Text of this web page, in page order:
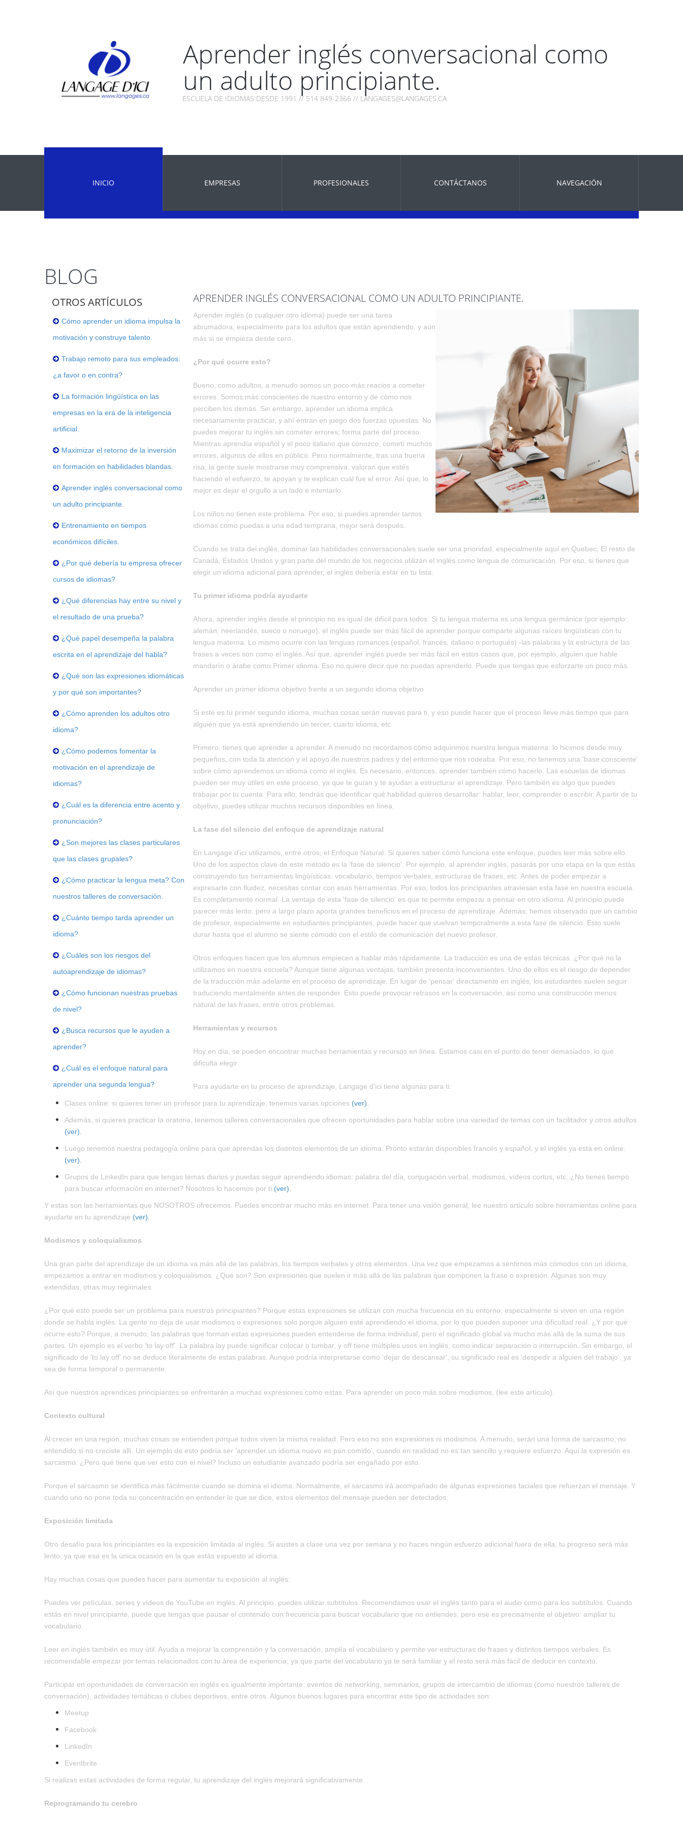
Aprender inglés conversacional como
un adulto principiante.
ESCUELA DE IDIOMAS DESDE 1991 // 514 849-2366 // LANGAGES@LANGAGES.CA
INICIO EMPRESAS PROFESIONALES CONTÁCTANOS NAVEGACIÓN
BLOG
OTROS ARTÍCULOS
Cómo aprender un idioma impulsa la
motivación y construye talento.
Trabajo remoto para sus empleados:
¿a favor o en contra?
La formación lingüística en las
empresas en la era de la inteligencia
artificial.
Maximizar el retorno de la inversión
en formación en habilidades blandas.
Aprender inglés conversacional como
un adulto principiante.
Entrenamiento en tiempos
económicos difíciles.
¿Por qué debería tu empresa ofrecer
cursos de idiomas?
¿Qué diferencias hay entre su nivel y
el resultado de una prueba?
¿Qué papel desempeña la palabra
escrita en el aprendizaje del habla?
¿Qué son las expresiones idiomáticas
y por qué son importantes?
¿Cómo aprenden los adultos otro
idioma?
¿Cómo podemos fomentar la
motivación en el aprendizaje de
idiomas?
¿Cuál es la diferencia entre acento y
pronunciación?
¿Son mejores las clases particulares
que las clases grupales?
¿Cómo practicar la lengua meta? Con
nuestros talleres de conversación.
¿Cuánto tiempo tarda aprender un
idioma?
¿Cuáles son los riesgos del
autoaprendizaje de idiomas?
¿Cómo funcionan nuestras pruebas
de nivel?
¿Busca recursos que le ayuden a
aprender?
¿Cuál es el enfoque natural para
aprender una segunda lengua?
APRENDER INGLÉS CONVERSACIONAL COMO UN ADULTO PRINCIPIANTE.
Aprender inglés (o cualquier otro idioma) puede ser una tarea
abrumadora, especialmente para los adultos que están aprendiendo, y aún
más si se empieza desde cero.
¿Por qué ocurre esto?
Bueno, como adultos, a menudo somos un poco más reacios a cometer
errores. Somos más conscientes de nuestro entorno y de cómo nos
perciben los demás. Sin embargo, aprender un idioma implica
necesariamente practicar, y ahí entran en juego dos fuerzas opuestas. No
puedes mejorar tu inglés sin cometer errores; forma parte del proceso.
Mientras aprendía español y el poco italiano que conozco, cometí muchos
errores, algunos de ellos en público. Pero normalmente, tras una buena
risa, la gente suele mostrarse muy comprensiva: valoran que estés
haciendo el esfuerzo, te apoyan y te explican cuál fue el error. Así que, lo
mejor es dejar el orgullo a un lado e intentarlo.
Los niños no tienen este problema. Por eso, si puedes aprender tantos
idiomas como puedas a una edad temprana, mejor será después.
Cuando se trata del inglés, dominar las habilidades conversacionales suele ser una prioridad, especialmente aquí en Quebec. El resto de
Canadá, Estados Unidos y gran parte del mundo de los negocios utilizan el inglés como lengua de comunicación. Por eso, si tienes que
elegir un idioma adicional para aprender, el inglés debería estar en tu lista.
Tu primer idioma podría ayudarte
Ahora, aprender inglés desde el principio no es igual de difícil para todos. Si tu lengua materna es una lengua germánica (por ejemplo:
alemán, neerlandés, sueco o noruego), el inglés puede ser más fácil de aprender porque comparte algunas raíces lingüísticas con tu
lengua materna. Lo mismo ocurre con las lenguas romances (español, francés, italiano o portugués) -las palabras y la estructura de las
frases a veces son como el inglés. Así que, aprender inglés puede ser más fácil en estos casos que, por ejemplo, alguien que hable
mandarín o árabe como Primer idioma. Eso no quiere decir que no puedas aprenderlo. Puede que tengas que esforzarte un poco más.
Aprender un primer idioma objetivo frente a un segundo idioma objetivo
Si este es tu primer segundo idioma, muchas cosas serán nuevas para ti, y eso puede hacer que el proceso lleve más tiempo que para
alguien que ya está aprendiendo un tercer, cuarto idioma, etc.
Primero, tienes que aprender a aprender. A menudo no recordamos cómo adquirimos nuestra lengua materna: lo hicimos desde muy
pequeños, con toda la atención y el apoyo de nuestros padres y del entorno que nos rodeaba. Por eso, no tenemos una 'base consciente'
sobre cómo aprendemos un idioma como el inglés. Es necesario, entonces, aprender también cómo hacerlo. Las escuelas de idiomas
pueden ser muy útiles en este proceso, ya que te guían y te ayudan a estructurar el aprendizaje. Pero también es algo que puedes
trabajar por tu cuenta. Para ello, tendrás que identificar qué habilidad quieres desarrollar: hablar, leer, comprender o escribir. A partir de tu
objetivo, puedes utilizar muchos recursos disponibles en línea.
La fase del silencio del enfoque de aprendizaje natural
En Langage d'ici utilizamos, entre otros, el Enfoque Natural. Si quieres saber cómo funciona este enfoque, puedes leer más sobre ello.
Uno de los aspectos clave de este método es la 'fase de silencio'. Por ejemplo, al aprender inglés, pasarás por una etapa en la que estás
construyendo tus herramientas lingüísticas: vocabulario, tiempos verbales, estructuras de frases, etc. Antes de poder empezar a
expresarte con fluidez, necesitas contar con esas herramientas. Por eso, todos los principiantes atraviesan esta fase en nuestra escuela.
Es completamente normal. La ventaja de esta 'fase de silencio' es que te permite empezar a pensar en otro idioma. Al principio puede
parecer más lento, pero a largo plazo aporta grandes beneficios en el proceso de aprendizaje. Además, hemos observado que un cambio
de profesor, especialmente en estudiantes principiantes, puede hacer que vuelvan temporalmente a esta fase de silencio. Esto suele
durar hasta que el alumno se siente cómodo con el estilo de comunicación del nuevo profesor.
Otros enfoques hacen que los alumnos empiecen a hablar más rápidamente. La traducción es una de estas técnicas. ¿Por qué no la
utilizamos en nuestra escuela? Aunque tiene algunas ventajas, también presenta inconvenientes. Uno de ellos es el riesgo de depender
de la traducción más adelante en el proceso de aprendizaje. En lugar de 'pensar' directamente en inglés, los estudiantes suelen seguir
traduciendo mentalmente antes de responder. Esto puede provocar retrasos en la conversación, así como una construcción menos
natural de las frases, entre otros problemas.
Herramientas y recursos
Hoy en día, se pueden encontrar muchas herramientas y recursos en línea. Estamos casi en el punto de tener demasiados, lo que
dificulta elegir.
Para ayudarte en tu proceso de aprendizaje, Langage d'ici tiene algunas para ti:
Clases online: si quieres tener un profesor para tu aprendizaje, tenemos varias opciones (ver).
Además, si quieres practicar la oratoria, tenemos talleres conversacionales que ofrecen oportunidades para hablar sobre una variedad de temas con un facilitador y otros adultos
(ver).
Luego tenemos nuestra pedagogía online para que aprendas los distintos elementos de un idioma. Pronto estarán disponibles francés y español, y el inglés ya está en online.
(ver).
Grupos de LinkedIn para que tengas temas diarios y puedas seguir aprendiendo idiomas: palabra del día, conjugación verbal, modismos, vídeos cortos, etc. ¿No tienes tiempo
para buscar información en internet? Nosotros lo hacemos por ti (ver).
Y estas son las herramientas que NOSOTROS ofrecemos. Puedes encontrar mucho más en internet. Para tener una visión general, lee nuestro artículo sobre herramientas online para
ayudarte en tu aprendizaje (ver).
Modismos y coloquialismos
Una gran parte del aprendizaje de un idioma va más allá de las palabras, los tiempos verbales y otros elementos. Una vez que empezamos a sentirnos más cómodos con un idioma,
empezamos a entrar en modismos y coloquialismos. ¿Qué son? Son expresiones que suelen ir más allá de las palabras que componen la frase o expresión. Algunas son muy
extendidas, otras muy regionales.
¿Por qué esto puede ser un problema para nuestros principiantes? Porque estas expresiones se utilizan con mucha frecuencia en su entorno, especialmente si viven en una región
donde se habla inglés. La gente no deja de usar modismos o expresiones solo porque alguien esté aprendiendo el idioma, por lo que pueden suponer una dificultad real. ¿Y por qué
ocurre esto? Porque, a menudo, las palabras que forman estas expresiones pueden entenderse de forma individual, pero el significado global va mucho más allá de la suma de sus
partes. Un ejemplo es el verbo 'to lay off'. La palabra lay puede significar colocar o tumbar, y off tiene múltiples usos en inglés, como indicar separación o interrupción. Sin embargo, el
significado de 'to lay off' no se deduce literalmente de estas palabras. Aunque podría interpretarse como 'dejar de descansar', su significado real es 'despedir a alguien del trabajo', ya
sea de forma temporal o permanente.
Así que nuestros aprendices principiantes se enfrentarán a muchas expresiones como estas. Para aprender un poco más sobre modismos, (lee este artículo).
Contexto cultural
Al crecer en una región, muchas cosas se entienden porque todos viven la misma realidad. Pero eso no son expresiones ni modismos. A menudo, serán una forma de sarcasmo, no
entendido si no creciste allí. Un ejemplo de esto podría ser 'aprender un idioma nuevo es pan comido', cuando en realidad no es tan sencillo y requiere esfuerzo. Aquí la expresión es
sarcasmo. ¿Pero qué tiene que ver esto con el nivel? Incluso un estudiante avanzado podría ser engañado por esto.
Porque el sarcasmo se identifica más fácilmente cuando se domina el idioma. Normalmente, el sarcasmo irá acompañado de algunas expresiones faciales que refuerzan el mensaje. Y
cuando uno no pone toda su concentración en entender lo que se dice, estos elementos del mensaje pueden ser detectados.
Exposición limitada
Otro desafío para los principiantes es la exposición limitada al inglés. Si asistes a clase una vez por semana y no haces ningún esfuerzo adicional fuera de ella, tu progreso será más
lento, ya que esa es la única ocasión en la que estás expuesto al idioma.
Hay muchas cosas que puedes hacer para aumentar tu exposición al inglés:
Puedes ver películas, series y vídeos de YouTube en inglés. Al principio, puedes utilizar subtítulos. Recomendamos usar el inglés tanto para el audio como para los subtítulos. Cuando
estás en nivel principiante, puede que tengas que pausar el contenido con frecuencia para buscar vocabulario que no entiendes, pero ese es precisamente el objetivo: ampliar tu
vocabulario.
Leer en inglés también es muy útil. Ayuda a mejorar la comprensión y la conversación, amplía el vocabulario y permite ver estructuras de frases y distintos tiempos verbales. Es
recomendable empezar por temas relacionados con tu área de experiencia, ya que parte del vocabulario ya te será familiar y el resto será más fácil de deducir en contexto.
Participar en oportunidades de conversación en inglés es igualmente importante: eventos de networking, seminarios, grupos de intercambio de idiomas (como nuestros talleres de
conversación), actividades temáticas o clubes deportivos, entre otros. Algunos buenos lugares para encontrar este tipo de actividades son:
Meetup
Facebook
LinkedIn
Eventbrite
Si realizas estas actividades de forma regular, tu aprendizaje del inglés mejorará significativamente.
Reprogramando tu cerebro